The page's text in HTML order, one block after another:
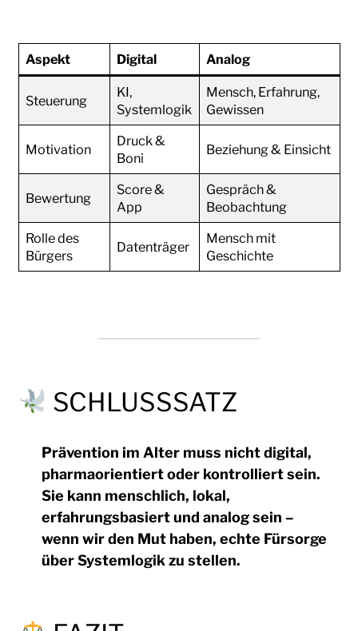
Aspekt Digital Analog
Steuerung
KI,
Systemlogik
Mensch, Erfahrung,
Gewissen
Motivation
Druck &
Boni
Beziehung & Einsicht
Bewertung
Score &
App
Gespräch &
Beobachtung
Rolle des
Bürgers
Datenträger
Mensch mit
Geschichte
SCHLUSSSATZ
Prävention im Alter muss nicht digital,
pharmaorientiert oder kontrolliert sein.
Sie kann menschlich, lokal,
erfahrungsbasiert und analog sein –
wenn wir den Mut haben, echte Fürsorge
über Systemlogik zu stellen.